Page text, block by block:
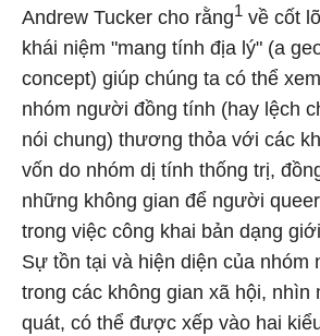
Andrew Tucker cho rằng1 về cốt
khái niệm "mang tính địa lý" (a
concept) giúp chúng ta có thể
nhóm người đồng tính (hay lệch
nói chung) thương thỏa với các
vốn do nhóm dị tính thống trị,
những không gian để người
trong việc công khai bản dạng
Sự tồn tại và hiện diện của nhóm
trong các không gian xã hội, nhìn
quát, có thể được xếp vào hai